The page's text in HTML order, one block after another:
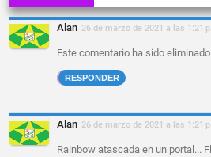
Alan 26 de marzo de 2021 a las 1:21
Este comentario ha sido eliminado
RESPONDER
Alan 26 de marzo de 2021 a las 1:21
Rainbow atascada en un portal...